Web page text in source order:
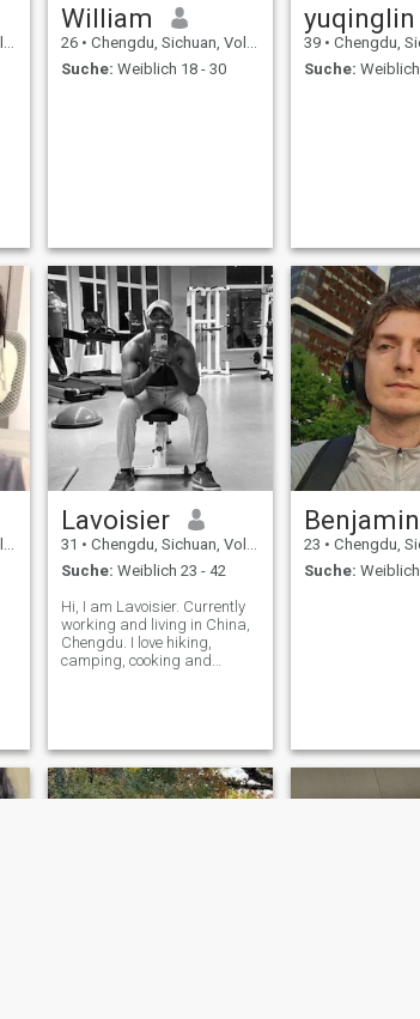
William
26 • Chengdu, Sichuan, Volksrep. China
Suche: Weiblich 18 - 30
yuqinglin
39 • Chengdu, Sichuan,
Suche:
Lavoisier
31 • Chengdu, Sichuan, Volksrep. China
Suche: Weiblich 23 - 42
Hi, I am Lavoisier. Currently
working and living in China,
Chengdu. I love hiking,
camping, cooking and
Benjamin
23 • Chengdu, Sichuan,
Suche: